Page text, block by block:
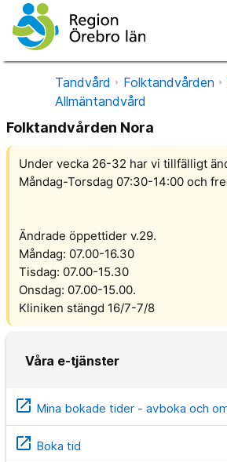
Tandvård Folktandvården
Allmäntandvård
Folktandvården Nora
Under vecka 26-32 har vi tillfälligt
Måndag-Torsdag 07:30-14:00 och
Ändrade öppettider v.29.
Måndag: 07.00-16.30
Tisdag: 07.00-15.30
Onsdag: 07.00-15.00.
Kliniken stängd 16/7-7/8
Våra e-tjänster
open_in_new Mina bokade tider - avboka och
open_in_new Boka tid